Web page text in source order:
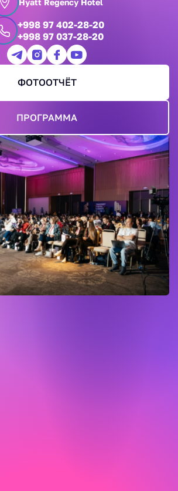
Hyatt Regency Hotel
+998 97 402-28-20
+998 97 037-28-20
ФОТООТЧЁТ
ПРОГРАММА